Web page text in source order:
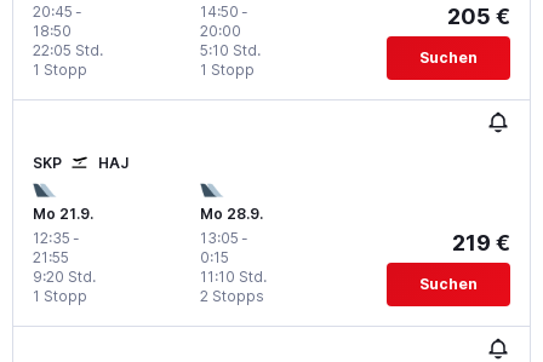
20:45 -
18:50
1 Stopp
22:05 Std.
14:50 -
20:00
1 Stopp
5:10 Std.
205 €
Suchen
SKP HAJ
Mo 21.9.
12:35 -
21:55
1 Stopp
9:20 Std.
Mo 28.9.
13:05 -
0:15
2 Stopps
11:10 Std.
219 €
Suchen